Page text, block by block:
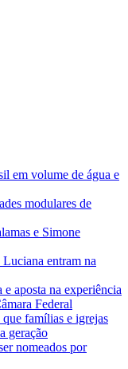
em volume de água e
modulares de
e Simone
entram na
aposta na experiência
Federal
famílias e igrejas
geração
nomeados por